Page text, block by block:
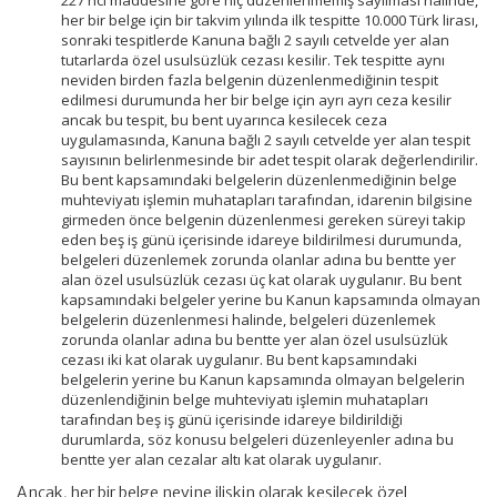
her bir belge için bir takvim yılında ilk tespitte 10.000 Türk lirası,
sonraki tespitlerde Kanuna bağlı 2 sayılı cetvelde yer alan
tutarlarda özel usulsüzlük cezası kesilir. Tek tespitte aynı
neviden birden fazla belgenin düzenlenmediğinin tespit
edilmesi durumunda her bir belge için ayrı ayrı ceza kesilir
ancak bu tespit, bu bent uyarınca kesilecek ceza
uygulamasında, Kanuna bağlı 2 sayılı cetvelde yer alan tespit
sayısının belirlenmesinde bir adet tespit olarak değerlendirilir.
Bu bent kapsamındaki belgelerin düzenlenmediğinin belge
muhteviyatı işlemin muhatapları tarafından, idarenin bilgisine
girmeden önce belgenin düzenlenmesi gereken süreyi takip
eden beş iş günü içerisinde idareye bildirilmesi durumunda,
belgeleri düzenlemek zorunda olanlar adına bu bentte yer
alan özel usulsüzlük cezası üç kat olarak uygulanır. Bu bent
kapsamındaki belgeler yerine bu Kanun kapsamında olmayan
belgelerin düzenlenmesi halinde, belgeleri düzenlemek
zorunda olanlar adına bu bentte yer alan özel usulsüzlük
cezası iki kat olarak uygulanır. Bu bent kapsamındaki
belgelerin yerine bu Kanun kapsamında olmayan belgelerin
düzenlendiğinin belge muhteviyatı işlemin muhatapları
tarafından beş iş günü içerisinde idareye bildirildiği
durumlarda, söz konusu belgeleri düzenleyenler adına bu
bentte yer alan cezalar altı kat olarak uygulanır.
Ancak, her bir belge nevine ilişkin olarak kesilecek özel